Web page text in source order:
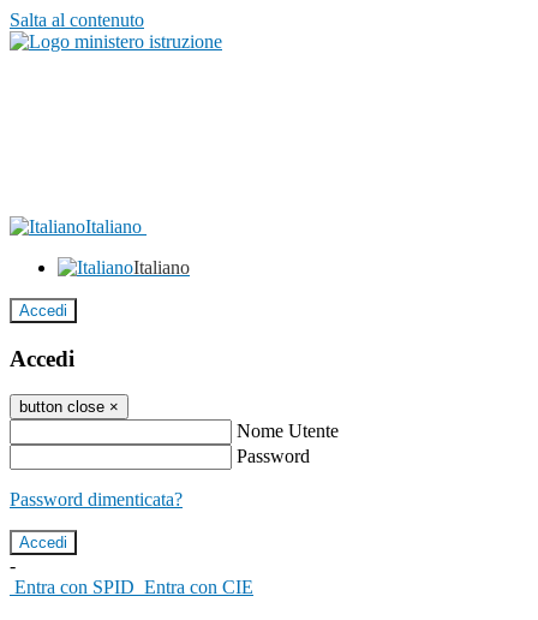
Salta al contenuto
Italiano
Italiano
Accedi
Accedi
button close ×
Nome Utente
Password
Password dimenticata?
-
Entra con SPID Entra con CIE